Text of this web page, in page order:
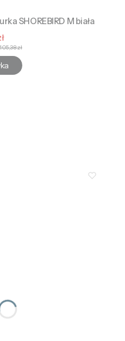
SHOREBIRD M biała
105,38 zł